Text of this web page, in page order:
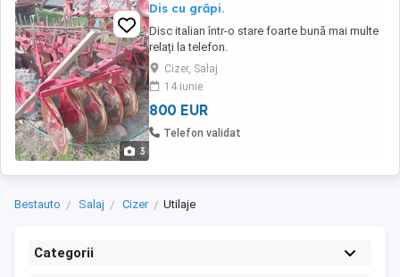
3
Dis cu grăpi.
Disc italian într-o stare foarte bună mai multe
relați la telefon.
Cizer, Salaj
14 iunie
800 EUR
Telefon validat
Bestauto Salaj Cizer Utilaje
Categorii